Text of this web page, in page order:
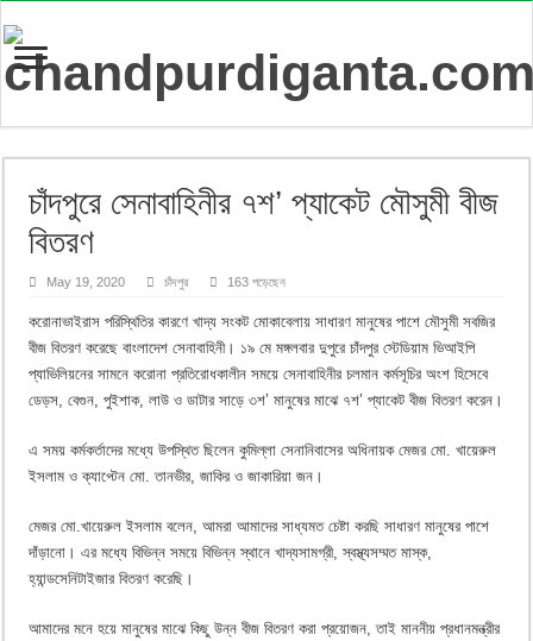
চাঁদপুরে সেনাবাহিনীর ৭শ’ প্যাকেট মৌসুমী বীজ
বিতরণ
May 19, 2020 চাঁদপুর 163 পড়েছেন
করোনাভাইরাস পরিস্থিতির কারণে খাদ্য সংকট মোকাবেলায় সাধারণ মানুষের পাশে মৌসুমী সবজির
বীজ বিতরণ করেছে বাংলাদেশ সেনাবাহিনী। ১৯ মে মঙ্গলবার দুপুরে চাঁদপুর স্টেডিয়াম ভিআইপি
প্যাভিলিয়নের সামনে করোনা প্রতিরোধকালীন সময়ে সেনাবাহিনীর চলমান কর্মসূচির অংশ হিসেবে
ডেড়স, বেগুন, পুইশাক, লাউ ও ডাটার সাড়ে ৩শ’ মানুষের মাঝে ৭শ’ প্যাকেট বীজ বিতরণ করেন।
এ সময় কর্মকর্তাদের মধ্যে উপস্থিত ছিলেন কুমিল্লা সেনানিবাসের অধিনায়ক মেজর মো. খায়েরুল
ইসলাম ও ক্যাপ্টেন মো. তানভীর, জাকির ও জাকারিয়া জন।
মেজর মো.খায়েরুল ইসলাম বলেন, আমরা আমাদের সাধ্যমত চেষ্টা করছি সাধারণ মানুষের পাশে
দাঁড়ানো। এর মধ্যে বিভিন্ন সময়ে বিভিন্ন স্থানে খাদ্যসামগ্রী, স্বস্থ্যসম্মত মাস্ক,
হ্যান্ডসেনিটাইজার বিতরণ করেছি।
আমাদের মনে হয়ে মানুষের মাঝে কিছু উন্ন বীজ বিতরণ করা প্রয়োজন, তাই মাননীয় প্রধানমন্ত্রীর